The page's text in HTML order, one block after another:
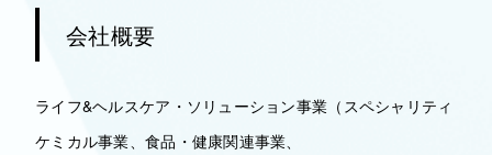
会社概要
ライフ&ヘルスケア・ソリューション事業（スペシャリティ
ケミカル事業、食品・健康関連事業、